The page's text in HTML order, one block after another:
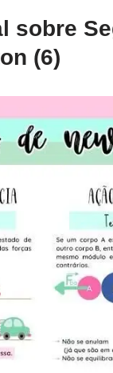
sobre
(6)